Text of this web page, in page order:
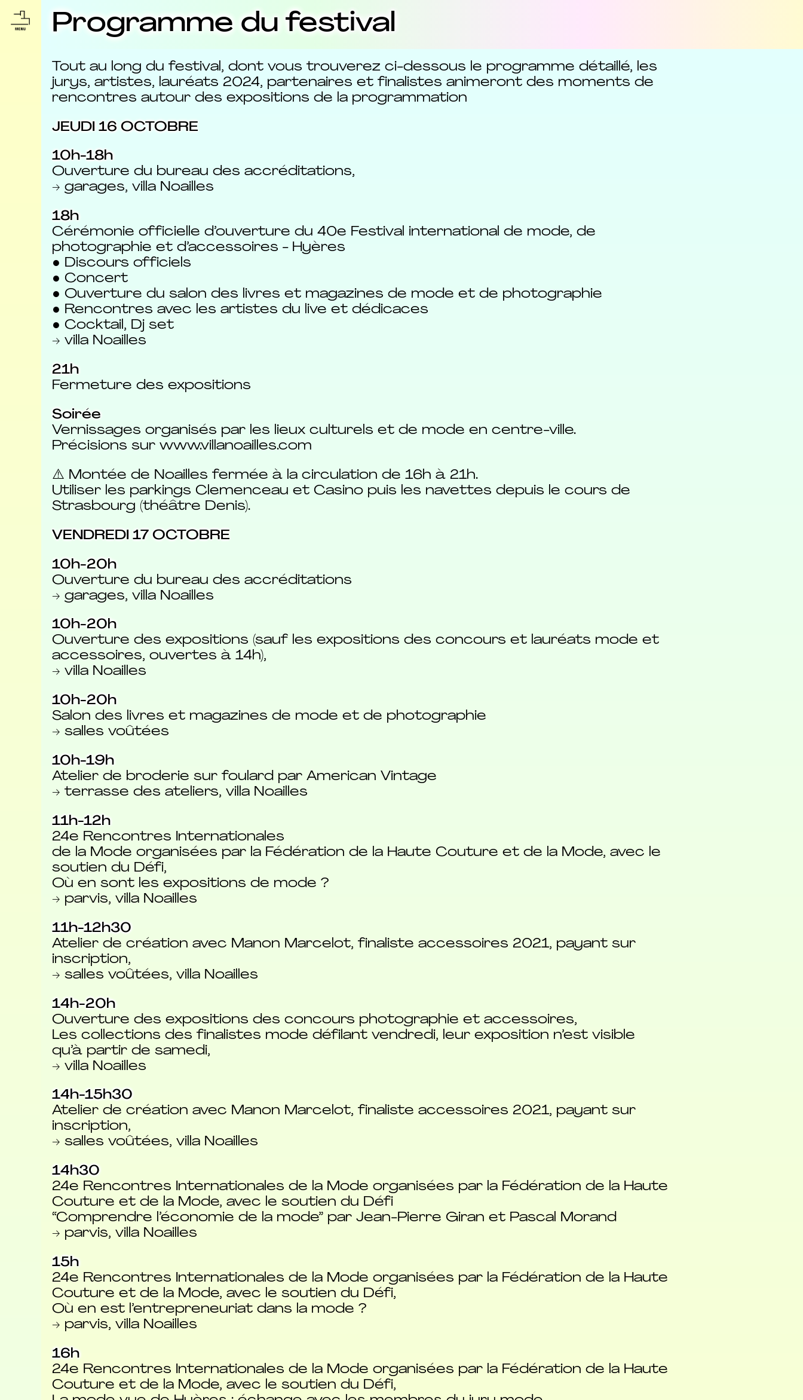
Programme du festival
Tout au long du festival, dont vous trouverez ci-dessous le programme détaillé, les
jurys, artistes, lauréats 2024, partenaires et finalistes animeront des moments de
rencontres autour des expositions de la programmation
JEUDI 16 OCTOBRE
10h-18h
Ouverture du bureau des accréditations,
→ garages, villa Noailles
18h
Cérémonie officielle d’ouverture du 40e Festival international de mode, de
photographie et d’accessoires - Hyères
● Discours officiels
● Concert
● Ouverture du salon des livres et magazines de mode et de photographie
● Rencontres avec les artistes du live et dédicaces
● Cocktail, Dj set
→ villa Noailles
21h
Fermeture des expositions
Soirée
Vernissages organisés par les lieux culturels et de mode en centre-ville.
Précisions sur www.villanoailles.com
⚠️ Montée de Noailles fermée à la circulation de 16h à 21h.
Utiliser les parkings Clemenceau et Casino puis les navettes depuis le cours de
Strasbourg (théâtre Denis).
VENDREDI 17 OCTOBRE
10h-20h
Ouverture du bureau des accréditations
→ garages, villa Noailles
10h-20h
Ouverture des expositions (sauf les expositions des concours et lauréats mode et
accessoires, ouvertes à 14h),
→ villa Noailles
10h-20h
Salon des livres et magazines de mode et de photographie
→ salles voûtées
10h-19h
Atelier de broderie sur foulard par American Vintage
→ terrasse des ateliers, villa Noailles
11h-12h
24e Rencontres Internationales
de la Mode organisées par la Fédération de la Haute Couture et de la Mode, avec le
soutien du Défi,
Où en sont les expositions de mode ?
→ parvis, villa Noailles
11h-12h30
Atelier de création avec Manon Marcelot, finaliste accessoires 2021, payant sur
inscription,
→ salles voûtées, villa Noailles
14h-20h
Ouverture des expositions des concours photographie et accessoires,
Les collections des finalistes mode défilant vendredi, leur exposition n’est visible
qu’à partir de samedi,
→ villa Noailles
14h-15h30
Atelier de création avec Manon Marcelot, finaliste accessoires 2021, payant sur
inscription,
→ salles voûtées, villa Noailles
14h30
24e Rencontres Internationales de la Mode organisées par la Fédération de la Haute
Couture et de la Mode, avec le soutien du Défi
“Comprendre l’économie de la mode” par Jean-Pierre Giran et Pascal Morand
→ parvis, villa Noailles
15h
24e Rencontres Internationales de la Mode organisées par la Fédération de la Haute
Couture et de la Mode, avec le soutien du Défi,
Où en est l’entrepreneuriat dans la mode ?
→ parvis, villa Noailles
16h
24e Rencontres Internationales de la Mode organisées par la Fédération de la Haute
Couture et de la Mode, avec le soutien du Défi,